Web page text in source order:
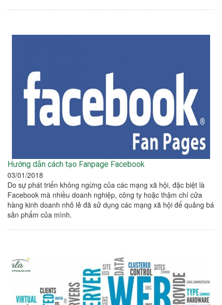
Hướng dẫn cách tạo Fanpage Facebook
03/01/2018
Do sự phát triển không ngừng của các mạng xã hội, đặc biệt là
Facebook mà nhiều doanh nghiệp, công ty hoặc thậm chí cửa
hàng kinh doanh nhỏ lẻ đã sử dụng các mạng xã hội để quảng bá
sản phẩm của mình.